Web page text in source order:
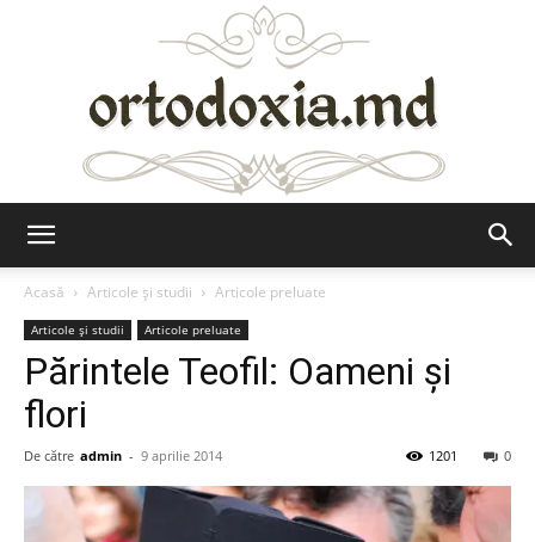
Acasă
Articole şi studii Articole preluate
Articole şi studii Articole preluate
Părintele Teofil: Oameni și
flori
De către admin - 9 aprilie 2014 0
1201